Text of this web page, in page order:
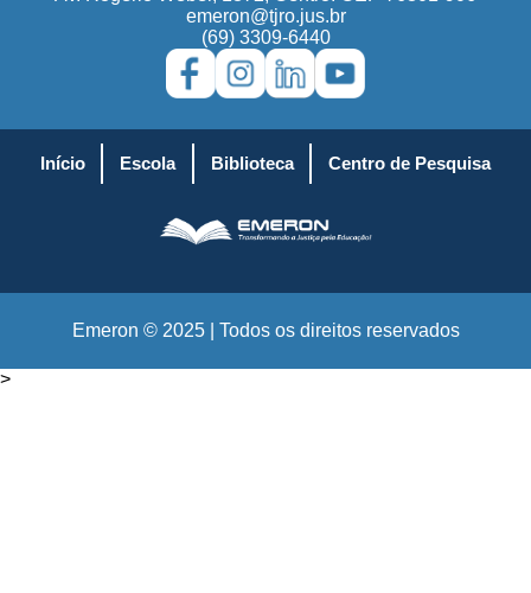
emeron@tjro.jus.br
(69) 3309-6440
Início Escola Biblioteca Centro de Pesquisa
Emeron © 2025 | Todos os direitos reservados
>